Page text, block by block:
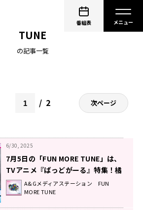
番組表
ステーション FUN MORE
TUNE
の記事一覧
2 次ページ
6/30, 2025
7月5日の「FUN MORE TUNE」は、
TVアニメ『ばっどがーる』特集！橘
杏咲さん＆花宮初奈さんがゲストに
登場！
A&Gメディアステーション FUN
MORE TUNE